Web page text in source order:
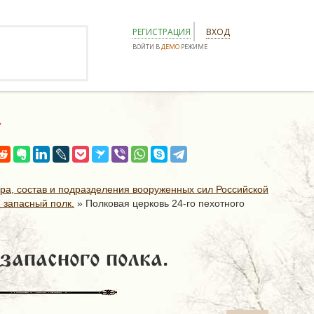
РЕГИСТРАЦИЯ ВХОД
ВОЙТИ ВДЕМО РЕЖИМЕ
состав и подразделения вооруженных сил Российской
полк. » Полковая церковь 24-го пехотного
полка.